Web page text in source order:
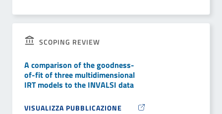
SCOPING REVIEW
A comparison of the goodness-
of-fit of three multidimensional
IRT models to the INVALSI data
VISUALIZZA PUBBLICAZIONE